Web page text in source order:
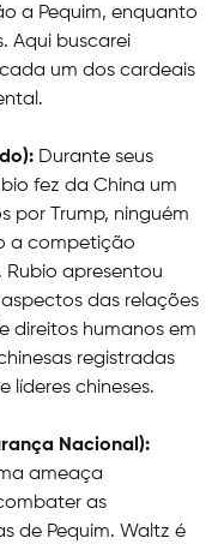
a Pequim, enquanto
Aqui buscarei
um dos cardeais
Durante seus
fez da China um
por Trump, ninguém
a competição
Rubio apresentou
das relações
direitos humanos em
registradas
líderes chineses.
Nacional):
ameaça
as
de Pequim. Waltz é